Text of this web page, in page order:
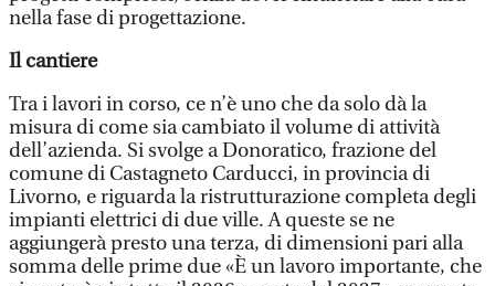
nella fase di progettazione.
Il cantiere
Tra i lavori in corso, ce n’è uno che da solo dà la
misura di come sia cambiato il volume di attività
dell’azienda. Si svolge a Donoratico, frazione del
comune di Castagneto Carducci, in provincia di
Livorno, e riguarda la ristrutturazione completa degli
impianti elettrici di due ville. A queste se ne
aggiungerà presto una terza, di dimensioni pari alla
somma delle prime due «È un lavoro importante, che